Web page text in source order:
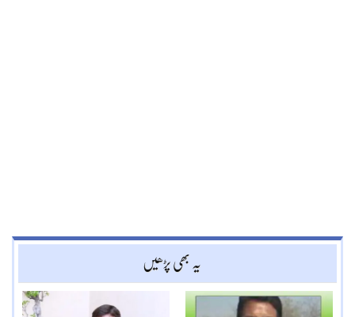
یہ بھی پڑھیں